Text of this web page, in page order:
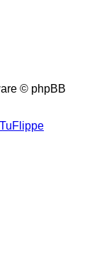
© phpBB